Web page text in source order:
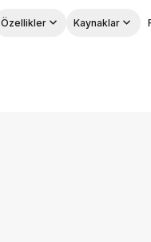
Özellikler Kaynaklar